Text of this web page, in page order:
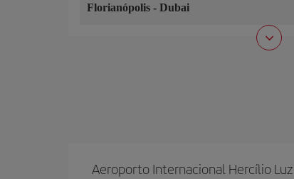
Florianópolis - Dubai
Aeroporto Internacional Hercílio Luz